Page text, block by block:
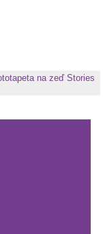
na zeď Stories